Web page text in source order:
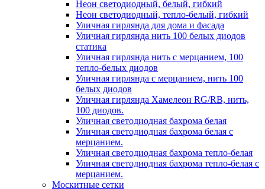
Неон светодиодный, белый, гибкий
Неон светодиодный, тепло-белый, гибкий
Уличная гирлянда для дома и фасада
Уличная гирлянда нить 100 белых диодов
статика
Уличная гирлянда нить с мерцанием, 100
тепло-белых диодов
Уличная гирлянда с мерцанием, нить 100
белых диодов
Уличная гирлянда Хамелеон RG/RB, нить,
100 диодов.
Уличная светодиодная бахрома белая
Уличная светодиодная бахрома белая с
мерцанием.
Уличная светодиодная бахрома тепло-белая
Уличная светодиодная бахрома тепло-белая с
мерцанием.
Москитные сетки